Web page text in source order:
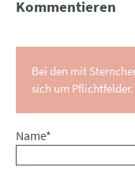
Kommentieren
Bei den mit
sich um Pflichtfelder.
Pflichtfeld
Name*